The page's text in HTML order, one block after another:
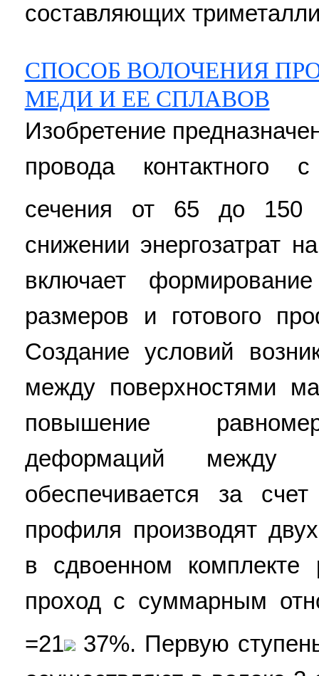
составляющих
СПОСОБ ВОЛОЧЕНИЯ
МЕДИ И ЕЕ СПЛАВОВ
Изобретение
провода контактного
сечения от 65 до
снижении энергозатрат
включает
размеров и готового
Создание условий
между поверхностями
повышение
деформаций между
обеспечивается за
профиля производят
в сдвоенном комплекте
проход с суммарным
=21 37%. Первую